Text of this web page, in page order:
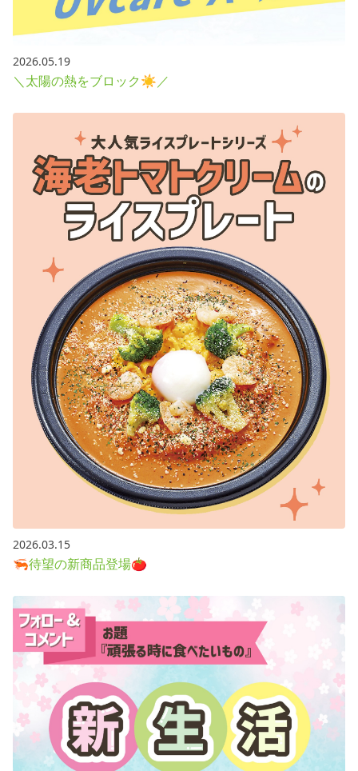
2026.05.19
＼太陽の熱をブロック☀／
2026.03.15
🦐待望の新商品登場🍅